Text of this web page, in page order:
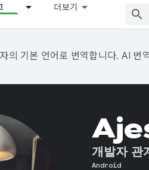
더보기
기본 언어로 번역합니다. AI 번
개발자 관
Android